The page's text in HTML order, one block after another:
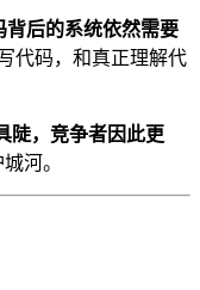
后的系统依然需要
代码，和真正理解代
陡，竞争者因此更
河。